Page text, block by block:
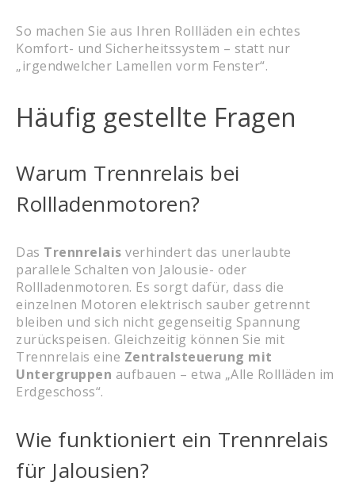
So machen Sie aus Ihren Rollläden ein echtes
Komfort- und Sicherheitssystem – statt nur
„irgendwelcher Lamellen vorm Fenster“.
Häufig gestellte Fragen
Warum Trennrelais bei
Rollladenmotoren?
Das Trennrelais verhindert das unerlaubte
parallele Schalten von Jalousie- oder
Rollladenmotoren. Es sorgt dafür, dass die
einzelnen Motoren elektrisch sauber getrennt
bleiben und sich nicht gegenseitig Spannung
zurückspeisen. Gleichzeitig können Sie mit
Trennrelais eine Zentralsteuerung mit
Untergruppen aufbauen – etwa „Alle Rollläden im
Erdgeschoss“.
Wie funktioniert ein Trennrelais
für Jalousien?